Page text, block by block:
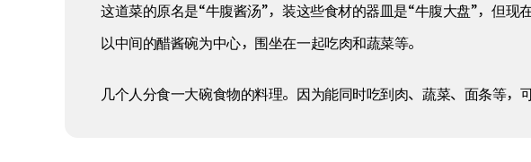
这道菜的原名是“牛腹酱汤”，装这些食材的器皿是“牛腹大盘”，但
以中间的醋酱碗为中心，围坐在一起吃肉和蔬菜等。
几个人分食一大碗食物的料理。因为能同时吃到肉、蔬菜、面条等，